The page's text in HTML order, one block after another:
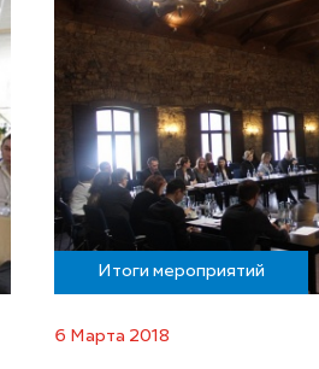
Итоги мероприятий
6 Марта 2018